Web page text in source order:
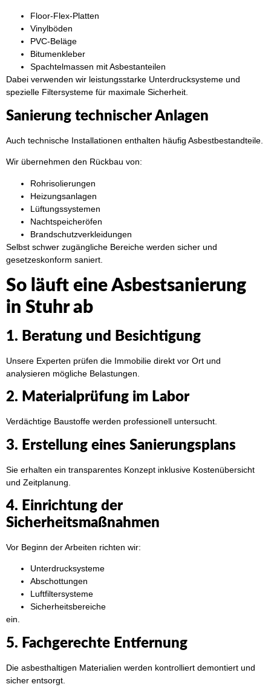
Floor-Flex-Platten
Vinylböden
PVC-Beläge
Bitumenkleber
Spachtelmassen mit Asbestanteilen
Dabei verwenden wir leistungsstarke Unterdrucksysteme und
spezielle Filtersysteme für maximale Sicherheit.
Sanierung technischer Anlagen
Auch technische Installationen enthalten häufig Asbestbestandteile.
Wir übernehmen den Rückbau von:
Rohrisolierungen
Heizungsanlagen
Lüftungssystemen
Nachtspeicheröfen
Brandschutzverkleidungen
Selbst schwer zugängliche Bereiche werden sicher und
gesetzeskonform saniert.
So läuft eine Asbestsanierung
in Stuhr ab
1. Beratung und Besichtigung
Unsere Experten prüfen die Immobilie direkt vor Ort und
analysieren mögliche Belastungen.
2. Materialprüfung im Labor
Verdächtige Baustoffe werden professionell untersucht.
3. Erstellung eines Sanierungsplans
Sie erhalten ein transparentes Konzept inklusive Kostenübersicht
und Zeitplanung.
4. Einrichtung der
Sicherheitsmaßnahmen
Vor Beginn der Arbeiten richten wir:
Unterdrucksysteme
Abschottungen
Luftfiltersysteme
Sicherheitsbereiche
ein.
5. Fachgerechte Entfernung
Die asbesthaltigen Materialien werden kontrolliert demontiert und
sicher entsorgt.